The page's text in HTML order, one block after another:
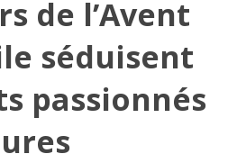
de l’Avent
séduisent
passionnés